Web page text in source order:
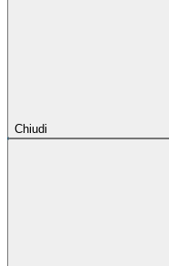
Chiudi